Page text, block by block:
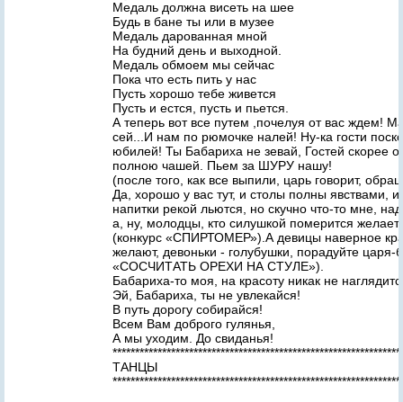
Медаль должна висеть на шее
Будь в бане ты или в музее
Медаль дарованная мной
На будний день и выходной.
Медаль обмоем мы сейчас
Пока что есть пить у нас
Пусть хорошо тебе живется
Пусть и естся, пусть и пьется.
А теперь вот все путем ,почелуя от вас ждем!
сей...И нам по рюмочке налей! Ну-ка гости
юбилей! Ты Бабариха не зевай, Гостей скорее
полною чашей. Пьем за ШУРУ нашу!
(после того, как все выпили, царь говорит,
Да, хорошо у вас тут, и столы полны явствами, и
напитки рекой льются, но скучно что-то мне,
а, ну, молодцы, кто силушкой померится желает,
(конкурс «СПИРТОМЕР»).А девицы наверное
желают, девоньки - голубушки, порадуйте царя-
«СОСЧИТАТЬ ОРЕХИ НА СТУЛЕ»).
Бабариха-то моя, на красоту никак не
Эй, Бабариха, ты не увлекайся!
В путь дорогу собирайся!
Всем Вам доброго гулянья,
А мы уходим. До свиданья!
ТАНЦЫ